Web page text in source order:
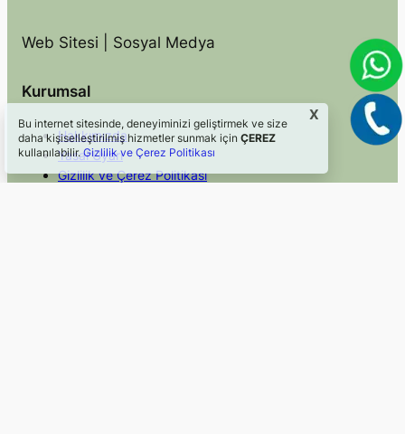
Web Sitesi | Sosyal Medya
Kurumsal
Hakkımızda
Yasal Uyarı
Gizlilik ve Çerez Politikası
Bu internet sitesinde, deneyiminizi geliştirmek ve size
daha kişiselleştirilmiş hizmetler sunmak için ÇEREZ
kullanılabilir.Gizlilik ve Çerez Politikası
X